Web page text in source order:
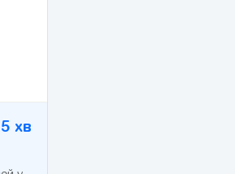
хв